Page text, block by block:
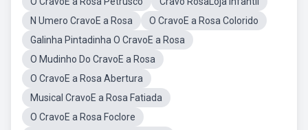
N Umero CravoE a Rosa
O CravoE a Rosa Colorido
Galinha Pintadinha O CravoE a Rosa
O Mudinho Do CravoE a Rosa
O CravoE a Rosa Abertura
Musical CravoE a Rosa Fatiada
O CravoE a Rosa Foclore